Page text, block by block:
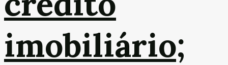
imobiliário;